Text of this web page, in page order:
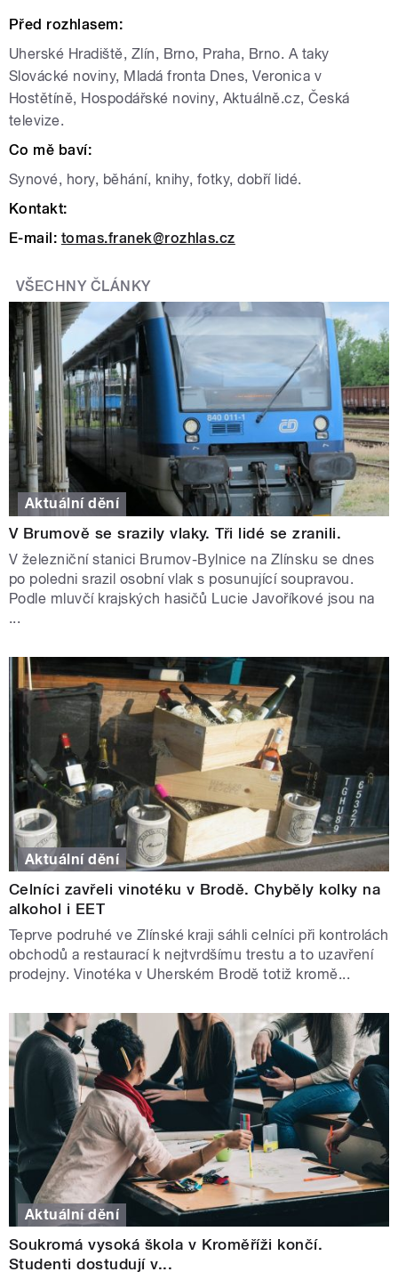
Před rozhlasem:
Uherské Hradiště, Zlín, Brno, Praha, Brno. A taky
Slovácké noviny, Mladá fronta Dnes, Veronica v
Hostětíně, Hospodářské noviny, Aktuálně.cz, Česká
televize.
Co mě baví:
Synové, hory, běhání, knihy, fotky, dobří lidé.
Kontakt:
E-mail: tomas.franek@rozhlas.cz
VŠECHNY ČLÁNKY
Aktuální dění
V Brumově se srazily vlaky. Tři lidé se zranili.
V železniční stanici Brumov-Bylnice na Zlínsku se dnes
po poledni srazil osobní vlak s posunující soupravou.
Podle mluvčí krajských hasičů Lucie Javoříkové jsou na
...
Aktuální dění
Celníci zavřeli vinotéku v Brodě. Chyběly kolky na
alkohol i EET
Teprve podruhé ve Zlínské kraji sáhli celníci při kontrolách
obchodů a restaurací k nejtvrdšímu trestu a to uzavření
prodejny. Vinotéka v Uherském Brodě totiž kromě...
Aktuální dění
Soukromá vysoká škola v Kroměříži končí.
Studenti dostudují v...